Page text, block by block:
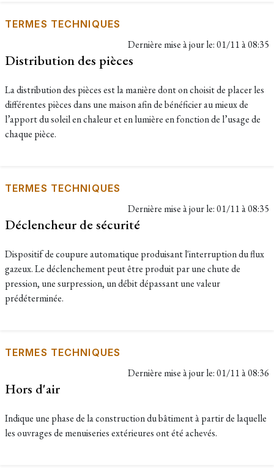
TERMES TECHNIQUES
Dernière mise à jour le:01/11 à 08:35
Distribution des pièces
La distribution des pièces est la manière dont on choisit de placer les
différentes pièces dans une maison afin de bénéficier au mieux de
l’apport du soleil en chaleur et en lumière en fonction de l’usage de
chaque pièce.
TERMES TECHNIQUES
Dernière mise à jour le:01/11 à 08:35
Déclencheur de sécurité
Dispositif de coupure automatique produisant l'interruption du flux
gazeux. Le déclenchement peut être produit par une chute de
pression, une surpression, un débit dépassant une valeur
prédéterminée.
TERMES TECHNIQUES
Dernière mise à jour le:01/11 à 08:36
Hors d'air
Indique une phase de la construction du bâtiment à partir de laquelle
les ouvrages de menuiseries extérieures ont été achevés.